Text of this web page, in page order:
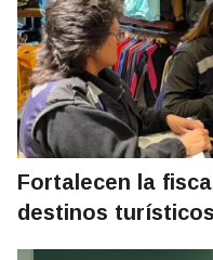
Fortalecen la
destinos turísticos